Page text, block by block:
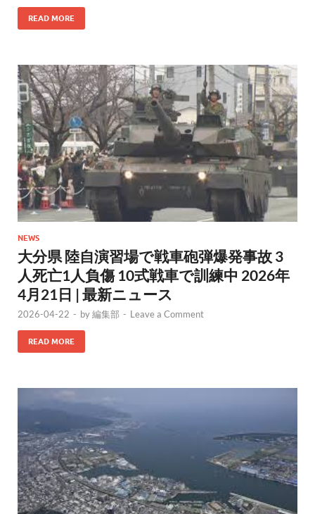
READ MORE
NEWS
大分県 陸自演習場で戦車砲弾爆発事故 3
人死亡1人負傷 10式戦車で訓練中 2026年
4月21日 | 最新ニュース
2026-04-22 - by編集部 - Leave a Comment
READ MORE